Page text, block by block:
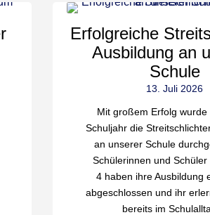
Erfolgreiche
Ausbildung an
Schule
13. Juli 2026
Mit großem Erfolg wurde
Schuljahr die
an unserer Schule
Schülerinnen und Schüler
4 haben ihre Ausbildung
abgeschlossen und ihr
bereits im